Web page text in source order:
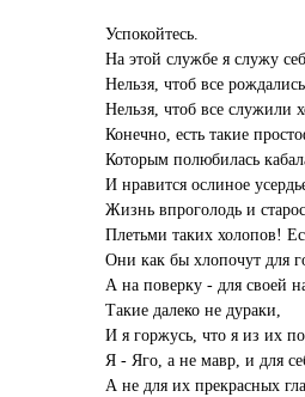
Успокойтесь.
На этой службе я служу
Нельзя, чтоб все
Нельзя, чтоб все служили
Конечно, есть такие
Которым полюбилась
И нравится ослиное
Жизнь впроголодь и
Плетьми таких холопов!
Они как бы хлопочут для
А на поверку - для своей
Такие далеко не дураки,
И я горжусь, что я из их
Я - Яго, а не мавр, и для
А не для их прекрасных